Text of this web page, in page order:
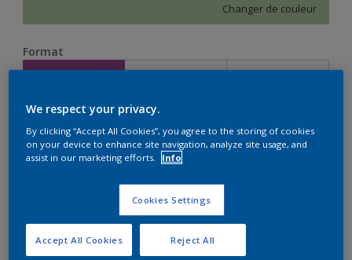
Changer de couleur
Format
Calculer
Ajouter à la liste d’achats
We respect your privacy.
By clicking “Accept All Cookies”, you agree to the storing of cookies
on your device to enhance site navigation, analyze site usage, and
assist in our marketing efforts.
Info
Cookies Settings
Reject All
Accept All Cookies